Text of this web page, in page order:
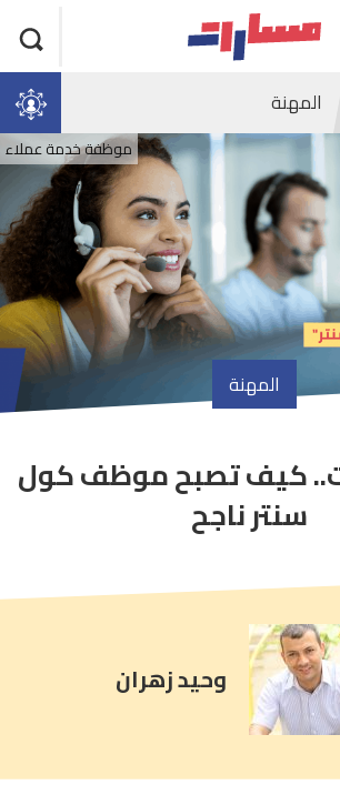
المهنة
موظفة خدمة عملاء
المهنة
article
comment
count
كيف تصبح موظف كول
سنتر ناجح
وحيد زهران